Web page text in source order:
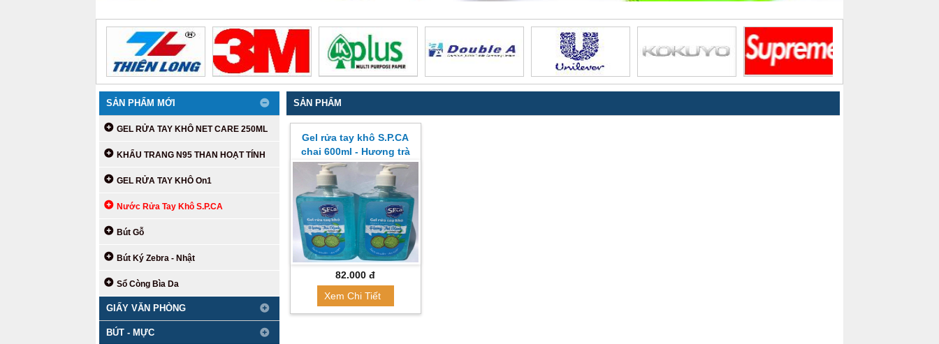
SẢN PHẨM MỚI
GEL RỬA TAY KHÔ NET CARE 250ML
KHẨU TRANG N95 THAN HOẠT TÍNH
GEL RỬA TAY KHÔ On1
Nước Rửa Tay Khô S.P.CA
Bút Gỗ
Bút Ký Zebra - Nhật
Sổ Còng Bìa Da
GIẤY VĂN PHÒNG
BÚT - MỰC
SẢN PHẨM
Gel rửa tay khô S.P.CA
chai 600ml - Hương trà
xanh
82.000 đ
Xem Chi Tiết